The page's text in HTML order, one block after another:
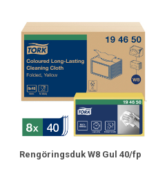
Rengöringsduk W8 Gul 40/fp